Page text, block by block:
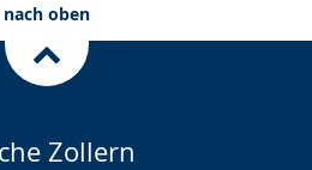
nach oben
Zollern